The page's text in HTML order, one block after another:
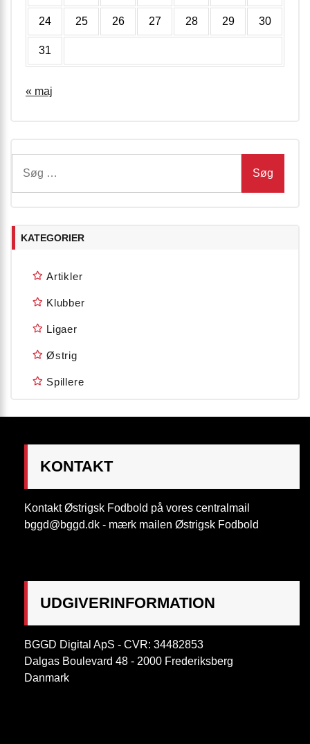
24 25 26 27 28 29 30
31
« maj
efter:
KATEGORIER
Artikler
Klubber
Ligaer
Østrig
Spillere
KONTAKT
Kontakt Østrigsk Fodbold på vores centralmail
bggd@bggd.dk - mærk mailen Østrigsk Fodbold
UDGIVERINFORMATION
BGGD Digital ApS - CVR: 34482853
Dalgas Boulevard 48 - 2000 Frederiksberg
Danmark